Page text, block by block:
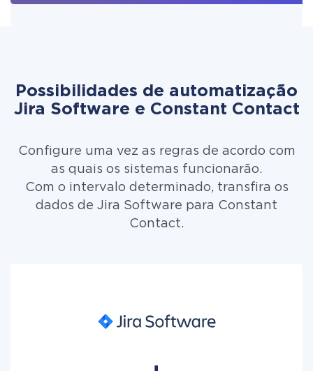
Possibilidades de automatização
Jira Software e Constant Contact
Configure uma vez as regras de acordo com
as quais os sistemas funcionarão.
Com o intervalo determinado, transfira os
dados de Jira Software para Constant
Contact.